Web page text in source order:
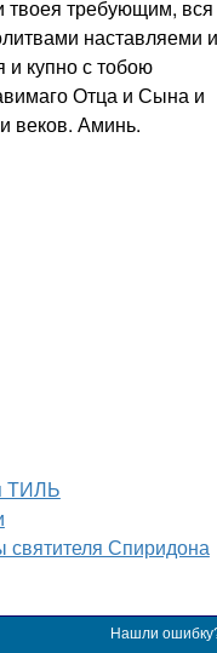
твоея требующим, вся
наставляеми и
и купно с тобою
Отца и Сына и
веков. Аминь.
ТИЛЬ
святителя Спиридона
Нашли